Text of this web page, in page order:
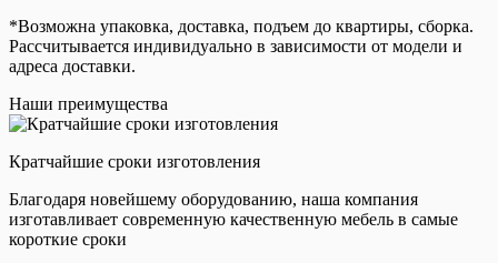
*Возможна упаковка, доставка, подъем до квартиры, сборка.
Рассчитывается индивидуально в зависимости от модели и
адреса доставки.
Наши преимущества
Кратчайшие сроки изготовления
Благодаря новейшему оборудованию, наша компания
изготавливает современную качественную мебель в самые
короткие сроки